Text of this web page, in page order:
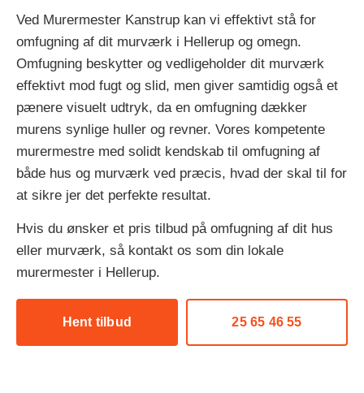
Ved Murermester Kanstrup kan vi effektivt stå for
omfugning af dit murværk i Hellerup og omegn.
Omfugning beskytter og vedligeholder dit murværk
effektivt mod fugt og slid, men giver samtidig også et
pænere visuelt udtryk, da en omfugning dækker
murens synlige huller og revner. Vores kompetente
murermestre med solidt kendskab til omfugning af
både hus og murværk ved præcis, hvad der skal til for
at sikre jer det perfekte resultat.
Hvis du ønsker et pris tilbud på omfugning af dit hus
eller murværk, så kontakt os som din lokale
murermester i Hellerup.
Hent tilbud 25 65 46 55